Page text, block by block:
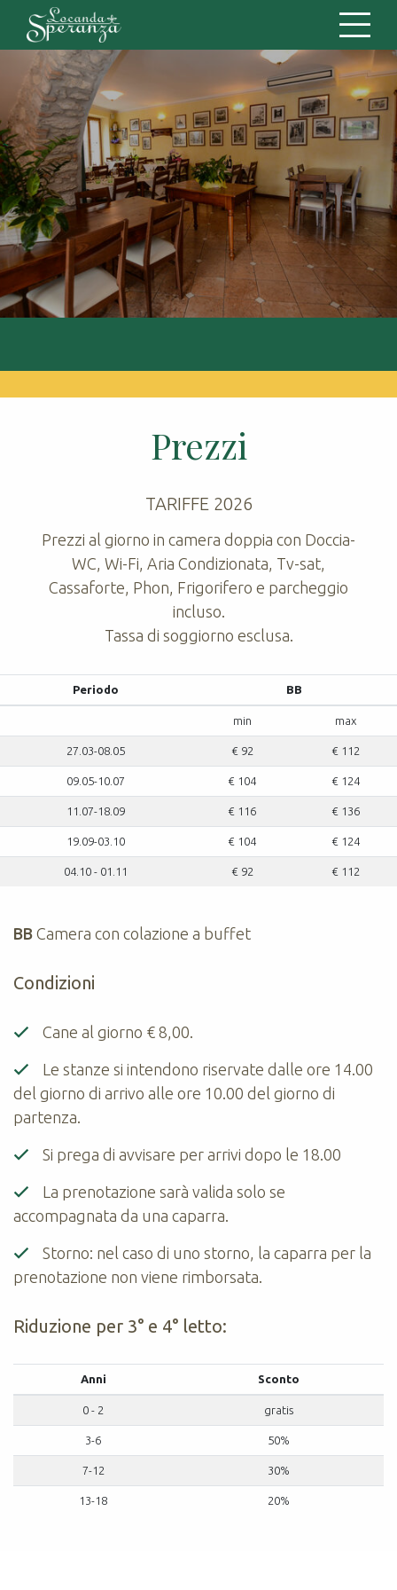
Prezzi
TARIFFE 2026
Prezzi al giorno in camera doppia con Doccia-
WC, Wi-Fi, Aria Condizionata, Tv-sat,
Cassaforte, Phon, Frigorifero e parcheggio
incluso.
Tassa di soggiorno esclusa.
Periodo BB
min max
27.03-08.05 € 92 € 112
09.05-10.07 € 104 € 124
11.07-18.09 € 116 € 136
19.09-03.10 € 104 € 124
04.10 - 01.11 € 92 € 112
BB Camera con colazione a buffet
Condizioni
Cane al giorno € 8,00.
Le stanze si intendono riservate dalle ore 14.00
del giorno di arrivo alle ore 10.00 del giorno di
partenza.
Si prega di avvisare per arrivi dopo le 18.00
La prenotazione sarà valida solo se
accompagnata da una caparra.
Storno: nel caso di uno storno, la caparra per la
prenotazione non viene rimborsata.
Riduzione per 3° e 4° letto:
Anni Sconto
0 - 2 gratis
3-6 50%
7-12 30%
13-18 20%